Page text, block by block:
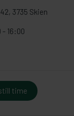
3735 Skien
- 16:00
time